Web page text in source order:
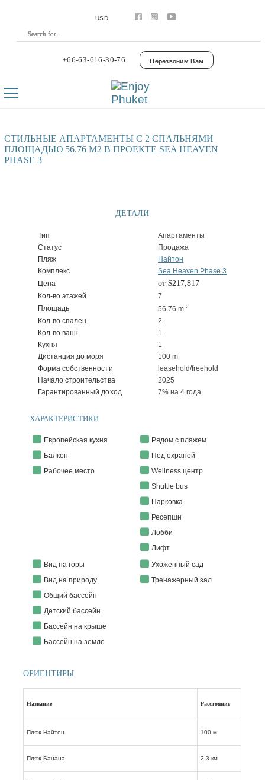
Премиум виллы
Botanica Luxury Villas Phuket
Управление
Контакты
USD
+66-63-616-30-76 Перезвоним Вам
СТИЛЬНЫЕ АПАРТАМЕНТЫ С 2 СПАЛЬНЯМИ
ПЛОЩАДЬЮ 56.76 М2 В ПРОЕКТЕ SEA HEAVEN
PHASE 3
ДЕТАЛИ
Тип
Апартаменты
Статус
Продажа
Пляж
Найтон
Комплекс
Sea Heaven Phase 3
Цена
от $217,817
Кол-во этажей
7
Площадь
56.76 m2
Кол-во спален
2
Кол-во ванн
1
Кухня
1
Дистанция до моря
100 m
Форма собственности
leasehold/freehold
Начало строительства
2025
Гарантированный доход
7% на 4 года
ХАРАКТЕРИСТИКИ
Европейская кухня
Балкон
Рабочее место
Рядом с пляжем
Под охраной
Wellness центр
Shuttle bus
Парковка
Ресепшн
Лобби
Лифт
Вид на горы
Вид на природу
Общий бассейн
Детский бассейн
Бассейн на крыше
Бассейн на земле
Ухоженный сад
Тренажерный зал
ОРИЕНТИРЫ
Название Расстояние
Пляж Найтон 100 м
Пляж Банана 2,3 км